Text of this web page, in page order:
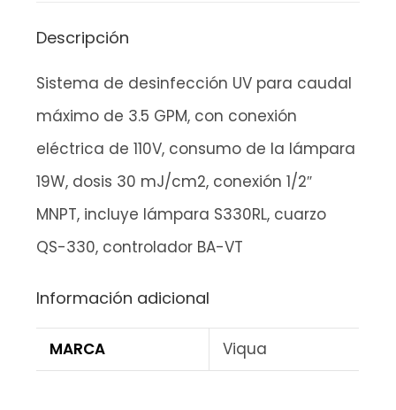
Descripción
Sistema de desinfección UV para caudal
máximo de 3.5 GPM, con conexión
eléctrica de 110V, consumo de la lámpara
19W, dosis 30 mJ/cm2, conexión 1/2″
MNPT, incluye lámpara S330RL, cuarzo
QS-330, controlador BA-VT
Información adicional
MARCA Viqua